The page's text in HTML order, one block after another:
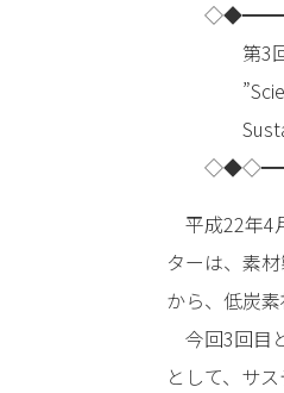
第3回サ
”Science
平成22年4
ターは、素
から、低炭
今回3回目
として、サ